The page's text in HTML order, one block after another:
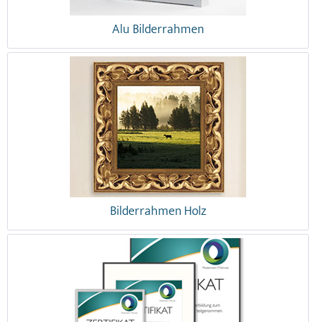
Alu Bilderrahmen
Bilderrahmen Holz